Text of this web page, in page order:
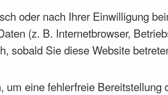
oder nach Ihrer Einwilligung
(z. B. Internetbrowser,
sobald Sie diese Website
um eine fehlerfreie